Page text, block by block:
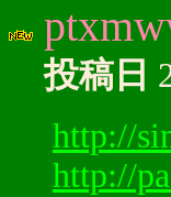
投稿日
http://
http://